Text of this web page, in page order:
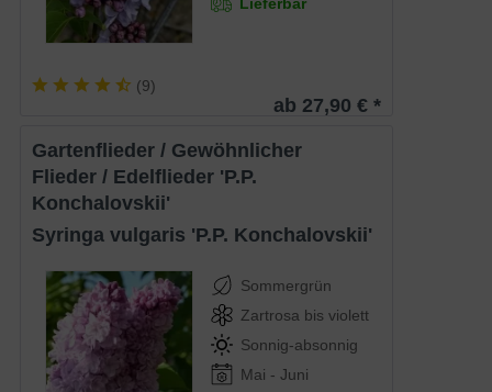
(9)
ab 27,90 € *
Gartenflieder / Gewöhnlicher
Flieder / Edelflieder 'P.P.
Konchalovskii'
Syringa vulgaris 'P.P. Konchalovskii'
Sommergrün
Zartrosa bis violett
Sonnig-absonnig
Mai - Juni